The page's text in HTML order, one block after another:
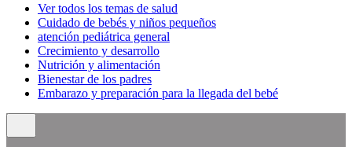
Ver todos los temas de salud
Cuidado de bebés y niños pequeños
atención pediátrica general
Crecimiento y desarrollo
Nutrición y alimentación
Bienestar de los padres
Embarazo y preparación para la llegada del bebé